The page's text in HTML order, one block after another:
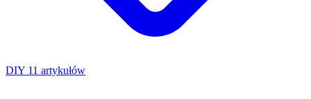
DIY 11 artykułów